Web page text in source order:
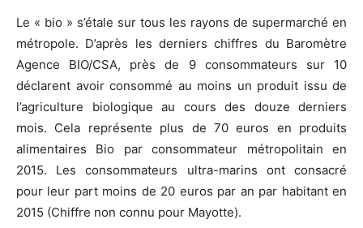
Le « bio » s’étale sur tous les rayons de supermarché en
métropole. D’après les derniers chiffres du Baromètre
Agence BIO/CSA, près de 9 consommateurs sur 10
déclarent avoir consommé au moins un produit issu de
l’agriculture biologique au cours des douze derniers
mois. Cela représente plus de 70 euros en produits
alimentaires Bio par consommateur métropolitain en
2015. Les consommateurs ultra-marins ont consacré
pour leur part moins de 20 euros par an par habitant en
2015 (Chiffre non connu pour Mayotte).